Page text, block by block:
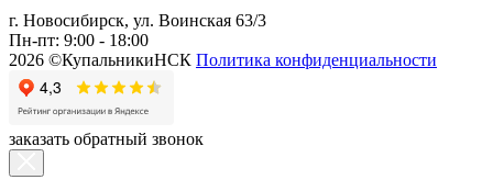
г. Новосибирск, ул. Воинская 63/3
Пн-пт: 9:00 - 18:00
2026 ©КупальникиНСК Политика конфиденциальности
заказать обратный звонок